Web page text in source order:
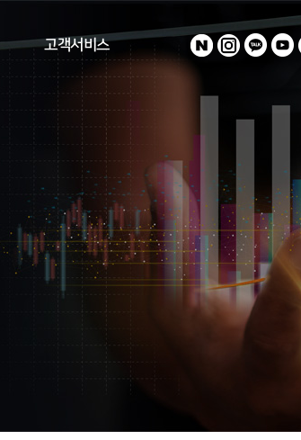
고객서비스
공지사항
상담문의
전시홍보관 방문예약